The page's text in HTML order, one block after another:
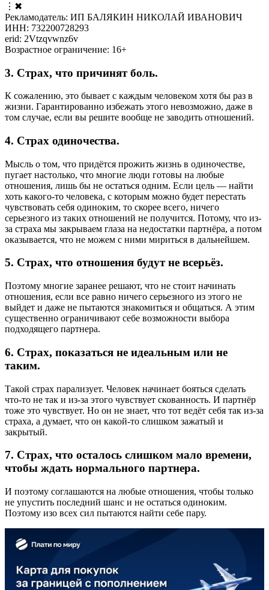
⋮ ✖
Рекламодатель: ИП БАЛЯКИН НИКОЛАЙ ИВАНОВИЧ
ИНН: 732200728293
erid: 2Vtzqvwnz6v
Возрастное ограничение: 16+
3. Страх, что причинят боль.
К сожалению, это бывает с каждым человеком хотя бы раз в
жизни. Гарантированно избежать этого невозможно, даже в
том случае, если вы решите вообще не заводить отношений.
4. Страх одиночества.
Мысль о том, что придётся прожить жизнь в одиночестве,
пугает настолько, что многие люди готовы на любые
отношения, лишь бы не остаться одним. Если цель — найти
хоть какого-то человека, с которым можно будет перестать
чувствовать себя одиноким, то скорее всего, ничего
серьезного из таких отношений не получится. Потому, что из-
за страха мы закрываем глаза на недостатки партнёра, а потом
оказывается, что не можем с ними мириться в дальнейшем.
5. Страх, что отношения будут не всерьёз.
Поэтому многие заранее решают, что не стоит начинать
отношения, если все равно ничего серьезного из этого не
выйдет и даже не пытаются знакомиться и общаться. А этим
существенно ограничивают себе возможности выбора
подходящего партнера.
6. Страх, показаться не идеальным или не
таким.
Такой страх парализует. Человек начинает бояться сделать
что-то не так и из-за этого чувствует скованность. И партнёр
тоже это чувствует. Но он не знает, что тот ведёт себя так из-за
страха, а думает, что он какой-то слишком зажатый и
закрытый.
7. Страх, что осталось слишком мало времени,
чтобы ждать нормального партнера.
И поэтому соглашаются на любые отношения, чтобы только
не упустить последний шанс и не остаться одиноким.
Поэтому изо всех сил пытаются найти себе пару.